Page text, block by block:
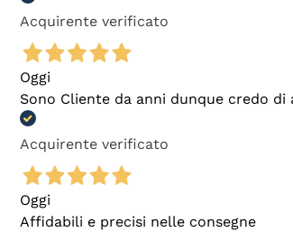
Acquirente verificato
Oggi
Sono Cliente da anni dunque credo
Acquirente verificato
Oggi
Affidabili e precisi nelle consegne